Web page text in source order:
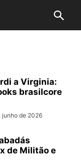
a Virginia:
brasilcore
junho de 2026
de Militão e